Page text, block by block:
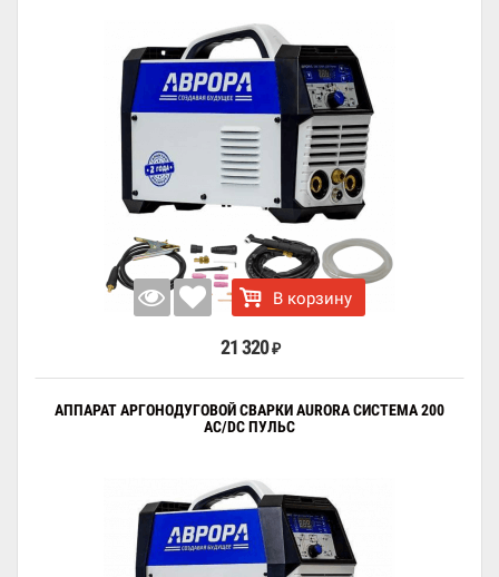
В корзину
21 320 ₽
АППАРАТ АРГОНОДУГОВОЙ СВАРКИ AURORA СИСТЕМА 200
AC/DC ПУЛЬС